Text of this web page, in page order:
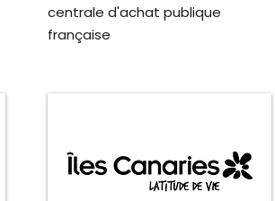
centrale d'achat publique
française